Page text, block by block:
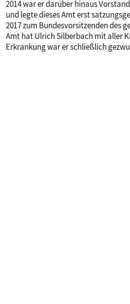
2014 war er darüber hinaus
und legte dieses Amt erst
2017 zum Bundesvorsitzenden des
Amt hat Ulrich Silberbach mit aller
Erkrankung war er schließlich